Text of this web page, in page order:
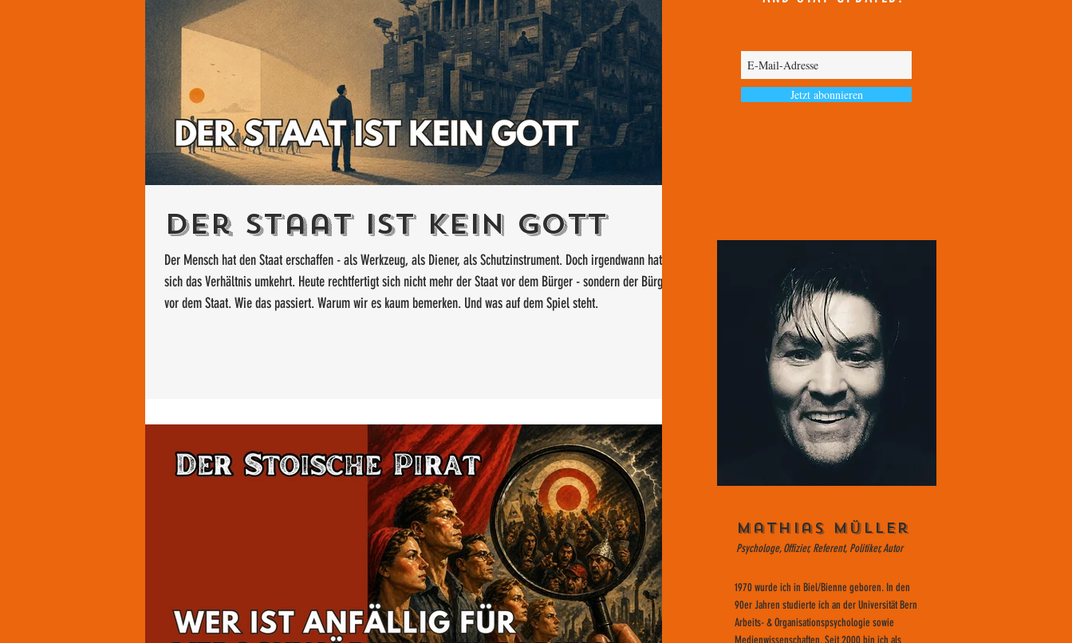
Der Staat ist kein Gott
Der Mensch hat den Staat erschaffen - als Werkzeug, als Diener, als Schutzinstrument. Doch irgendwann hat
sich das Verhältnis umkehrt. Heute rechtfertigt sich nicht mehr der Staat vor dem Bürger - sondern der Bürger
vor dem Staat. Wie das passiert. Warum wir es kaum bemerken. Und was auf dem Spiel steht.
Jetzt abonnieren
Mathias Müller
Psychologe, Offizier, Referent, Politiker, Autor
1970 wurde ich in Biel/Bienne geboren. In den
90er Jahren studierte ich an der Universität Bern
Arbeits- & Organisationspsychologie sowie
Medienwissenschaften. Seit 2000 bin ich als